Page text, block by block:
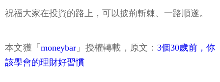
祝福大家在投資的路上，可以披荊斬棘、一路順遂。
本文獲「 moneybar 」授權轉載，原文： 3個30歲前，你
該學會的理財好習慣